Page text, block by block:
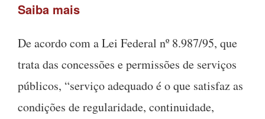
Saiba mais
De acordo com a Lei Federal nº 8.987/95, que
trata das concessões e permissões de serviços
públicos, “serviço adequado é o que satisfaz as
condições de regularidade, continuidade,